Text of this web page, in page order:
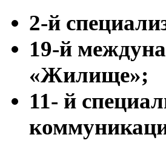
2-й
19-й
«Жилище»;
11- й